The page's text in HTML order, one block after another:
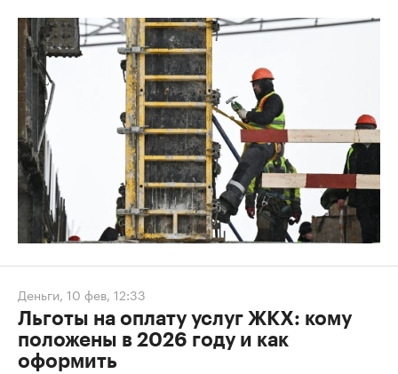
Деньги, 10 фев, 12:33
Льготы на оплату услуг ЖКХ: кому
положены в 2026 году и как
оформить